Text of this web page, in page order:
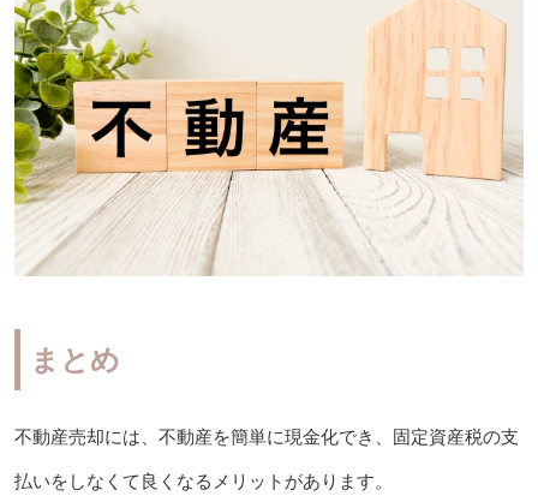
まとめ
不動産売却には、不動産を簡単に現金化でき、固定資産税の支
払いをしなくて良くなるメリットがあります。